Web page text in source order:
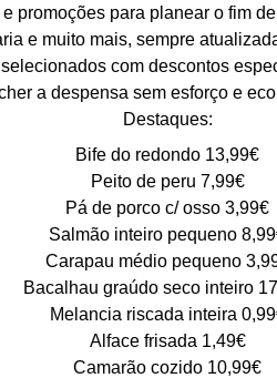
promoções para planear o fim
e muito mais, sempre
com descontos
a despensa sem esforço e
Destaques:
Bife do redondo 13,99€
Peito de peru 7,99€
Pá de porco c/ osso 3,99€
Salmão inteiro pequeno
Carapau médio pequeno
Bacalhau graúdo seco inteiro
Melancia riscada inteira
Alface frisada 1,49€
Camarão cozido 10,99€